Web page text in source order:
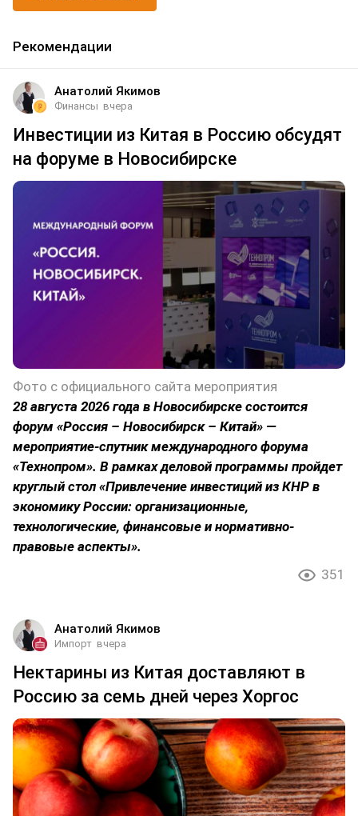
Рекомендации
Анатолий Якимов
Финансы вчера
Инвестиции из Китая в Россию обсудят
на форуме в Новосибирске
Фото с официального сайта мероприятия
28 августа 2026 года в Новосибирске состоится
форум «Россия – Новосибирск – Китай» —
мероприятие-спутник международного форума
«Технопром». В рамках деловой программы пройдет
круглый стол «Привлечение инвестиций из КНР в
экономику России: организационные,
технологические, финансовые и нормативно-
правовые аспекты».
351
Анатолий Якимов
Импорт вчера
Нектарины из Китая доставляют в
Россию за семь дней через Хоргос